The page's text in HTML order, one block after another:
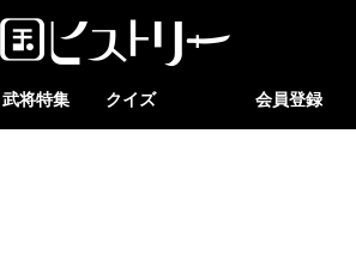
武将特集 クイズ 会員登録